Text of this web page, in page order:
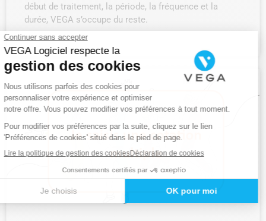
début de traitement, la période, la fréquence et la
durée, VEGA s’occupe du reste.